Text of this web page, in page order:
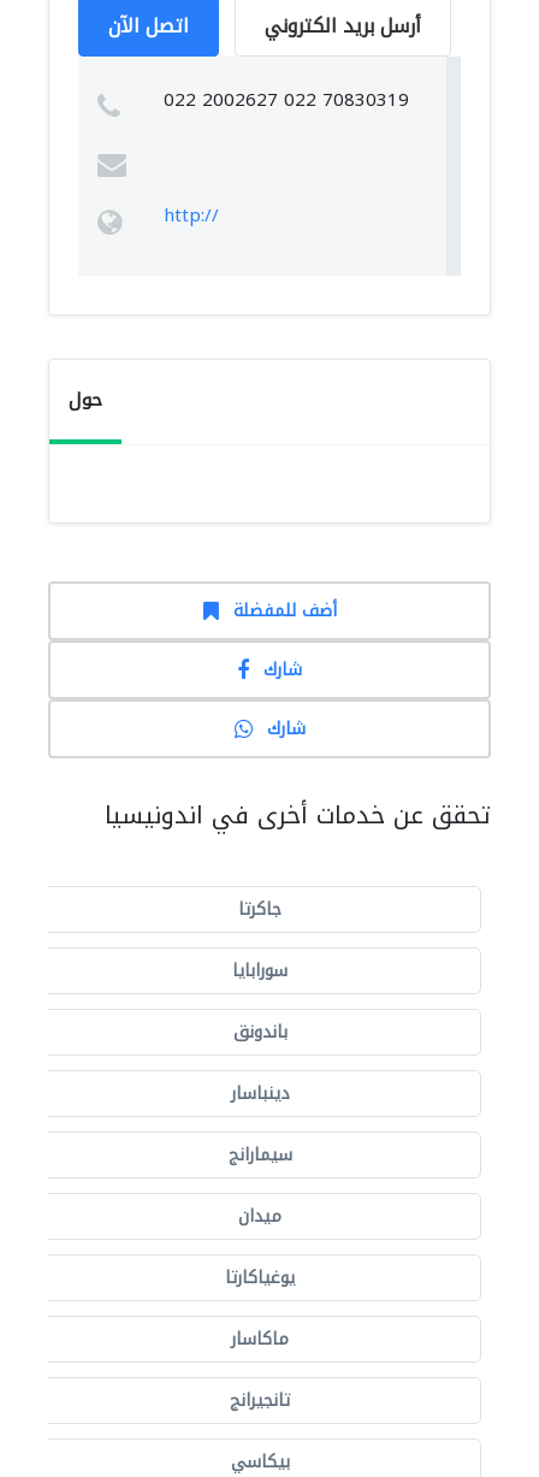
اتصل الآن أرسل بريد الكتروني
022 2002627 022 70830319
http://
حول
أضف للمفضلة
شارك
شارك
تحقق عن خدمات أخرى في اندونيسيا
جاكرتا
سورابايا
باندونق
دينباسار
سيمارانج
ميدان
يوغياكارتا
ماكاسار
تانجيرانج
بيكاسي